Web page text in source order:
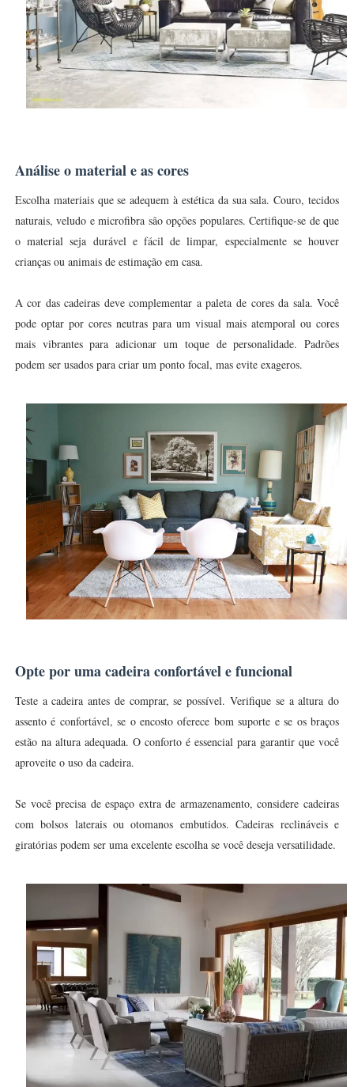
Análise o material e as cores
Escolha materiais que se adequem à estética da sua sala. Couro, tecidos
naturais, veludo e microfibra são opções populares. Certifique-se de que
o material seja durável e fácil de limpar, especialmente se houver
crianças ou animais de estimação em casa.
A cor das cadeiras deve complementar a paleta de cores da sala. Você
pode optar por cores neutras para um visual mais atemporal ou cores
mais vibrantes para adicionar um toque de personalidade. Padrões
podem ser usados para criar um ponto focal, mas evite exageros.
Opte por uma cadeira confortável e funcional
Teste a cadeira antes de comprar, se possível. Verifique se a altura do
assento é confortável, se o encosto oferece bom suporte e se os braços
estão na altura adequada. O conforto é essencial para garantir que você
aproveite o uso da cadeira.
Se você precisa de espaço extra de armazenamento, considere cadeiras
com bolsos laterais ou otomanos embutidos. Cadeiras reclináveis e
giratórias podem ser uma excelente escolha se você deseja versatilidade.